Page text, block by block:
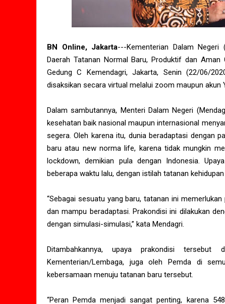
BN Online, Jakarta---Kementerian Dalam Negeri
Daerah Tatanan Normal Baru, Produktif dan Aman
Gedung C Kemendagri, Jakarta, Senin (22/06/
disaksikan secara virtual melalui zoom maupun akun
Dalam sambutannya, Menteri Dalam Negeri
kesehatan baik nasional maupun internasional
segera. Oleh karena itu, dunia beradaptasi dengan
baru atau new norma life, karena tidak mungkin
lockdown, demikian pula dengan Indonesia.
beberapa waktu lalu, dengan istilah tatanan
“Sebagai sesuatu yang baru, tatanan ini
dan mampu beradaptasi. Prakondisi ini dilakukan
dengan simulasi-simulasi,” kata Mendagri.
Ditambahkannya, upaya prakondisi
Kementerian/Lembaga, juga oleh Pemda di
kebersamaan menuju tatanan baru tersebut.
“Peran Pemda menjadi sangat penting, karena